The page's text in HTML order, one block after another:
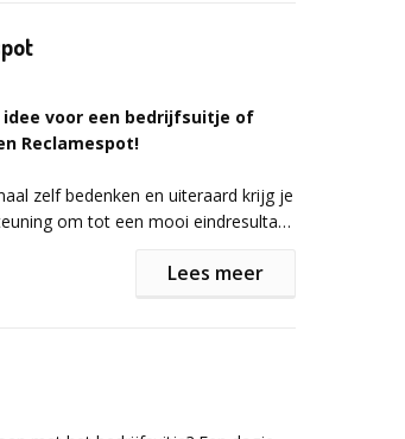
voor een bedrijfsuitje of
Reclamespot!
zelf bedenken en uiteraard krijg je
om tot een mooi eindresultaat
groepen uitgevoerd (Uiteraard kan,
eindresultaat dat ook
als PR-materiaal.
versie van alle gemaakte
Lees meer